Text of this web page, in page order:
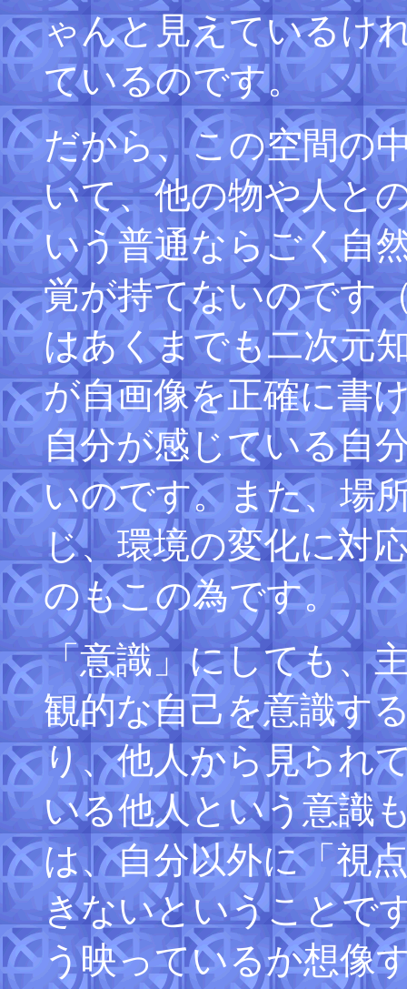
ゃんと見えているけ
ているのです。
だから、この空間の
いて、他の物や人と
いう普通ならごく自
覚が持てないのです
はあくまでも二次元
が自画像を正確に書
自分が感じている自
いのです。また、場
じ、環境の変化に対
のもこの為です。
「意識」にしても、
観的な自己を意識す
り、他人から見られ
いる他人という意識
は、自分以外に「視
きないということで
う映っているか想像